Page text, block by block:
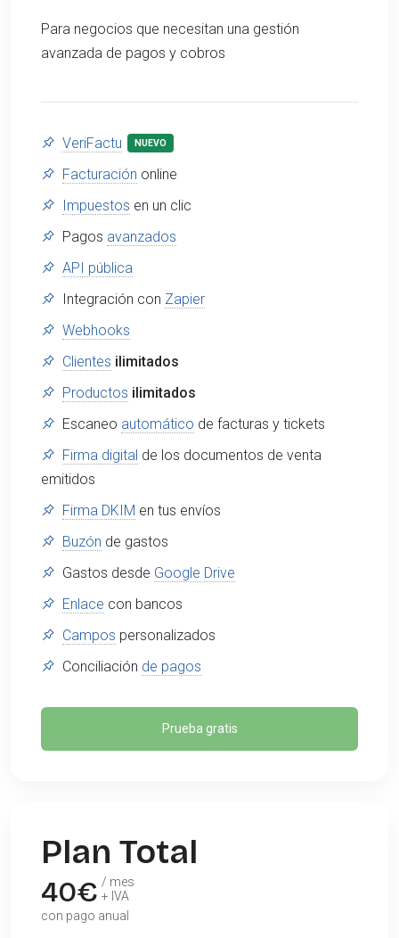
Para negocios que necesitan una gestión
avanzada de pagos y cobros
VeriFactu NUEVO
Facturación online
Impuestos en un clic
Pagos avanzados
API pública
Integración con Zapier
Webhooks
Clientes ilimitados
Productos ilimitados
Escaneo automático de facturas y tickets
Firma digital de los documentos de venta
emitidos
Firma DKIM en tus envíos
Buzón de gastos
Gastos desde Google Drive
Enlace con bancos
Campos personalizados
Conciliación de pagos
Prueba gratis
Plan Total
40€ / mes
+ IVA
con pago anual